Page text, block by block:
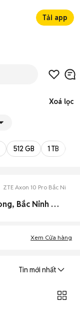
Tải app
Xoá lọc
512 GB 1 TB
ZTE Axon 10 Pro Bắc Ninh
0 Zte Axon 10 Pro cũ Huyện Yên Phong, Bắc Ninh đẹp
Xem Cửa hàng
Tin mới nhất